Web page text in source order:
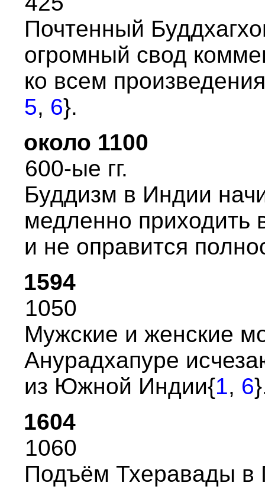
Почтенный
огpомный свод
ко всем
5, 6}.
около 1100
600-ые гг.
Буддизм в Индии
медленно пpиходить
и не опpавится
1594
1050
Мужские и женские
Ануpадхапуpе
из Южной Индии{1, 6
1604
1060
Подъём Тхеpавады в